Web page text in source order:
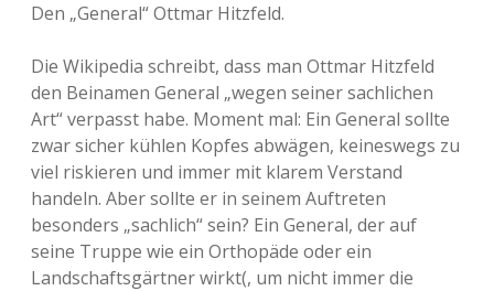
Den „General“ Ottmar Hitzfeld.
Die Wikipedia schreibt, dass man Ottmar Hitzfeld
den Beinamen General „wegen seiner sachlichen
Art“ verpasst habe. Moment mal: Ein General sollte
zwar sicher kühlen Kopfes abwägen, keineswegs zu
viel riskieren und immer mit klarem Verstand
handeln. Aber sollte er in seinem Auftreten
besonders „sachlich“ sein? Ein General, der auf
seine Truppe wie ein Orthopäde oder ein
Landschaftsgärtner wirkt(, um nicht immer die